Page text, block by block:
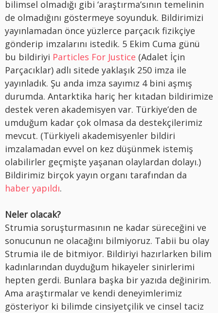
bilimsel olmadığı gibi ‘araştırma’sının temelinin
de olmadığını göstermeye soyunduk. Bildirimizi
yayınlamadan önce yüzlerce parçacık fizikçiye
gönderip imzalarını istedik. 5 Ekim Cuma günü
bu bildiriyi Particles For Justice (Adalet İçin
Parçacıklar) adlı sitede yaklaşık 250 imza ile
yayınladık. Şu anda imza sayımız 4 bini aşmış
durumda. Antarktika hariç her kıtadan bildirimize
destek veren akademisyen var. Türkiye’den de
umduğum kadar çok olmasa da destekçilerimiz
mevcut. (Türkiyeli akademisyenler bildiri
imzalamadan evvel on kez düşünmek istemiş
olabilirler geçmişte yaşanan olaylardan dolayı.)
Bildirimiz birçok yayın organı tarafından da
haber yapıldı.
Neler olacak?
Strumia soruşturmasının ne kadar süreceğini ve
sonucunun ne olacağını bilmiyoruz. Tabii bu olay
Strumia ile de bitmiyor. Bildiriyi hazırlarken bilim
kadınlarından duyduğum hikayeler sinirlerimi
hepten gerdi. Bunlara başka bir yazıda değinirim.
Ama araştırmalar ve kendi deneyimlerimiz
gösteriyor ki bilimde cinsiyetçilik ve cinsel taciz